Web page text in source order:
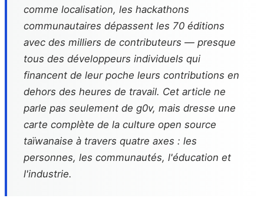
comme localisation, les hackathons
communautaires dépassent les 70 éditions
avec des milliers de contributeurs — presque
tous des développeurs individuels qui
financent de leur poche leurs contributions en
dehors des heures de travail. Cet article ne
parle pas seulement de g0v, mais dresse une
carte complète de la culture open source
taïwanaise à travers quatre axes : les
personnes, les communautés, l'éducation et
l'industrie.